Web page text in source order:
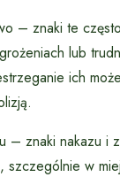
– znaki te
lub
ich
– znaki nakazu i
szczególnie w